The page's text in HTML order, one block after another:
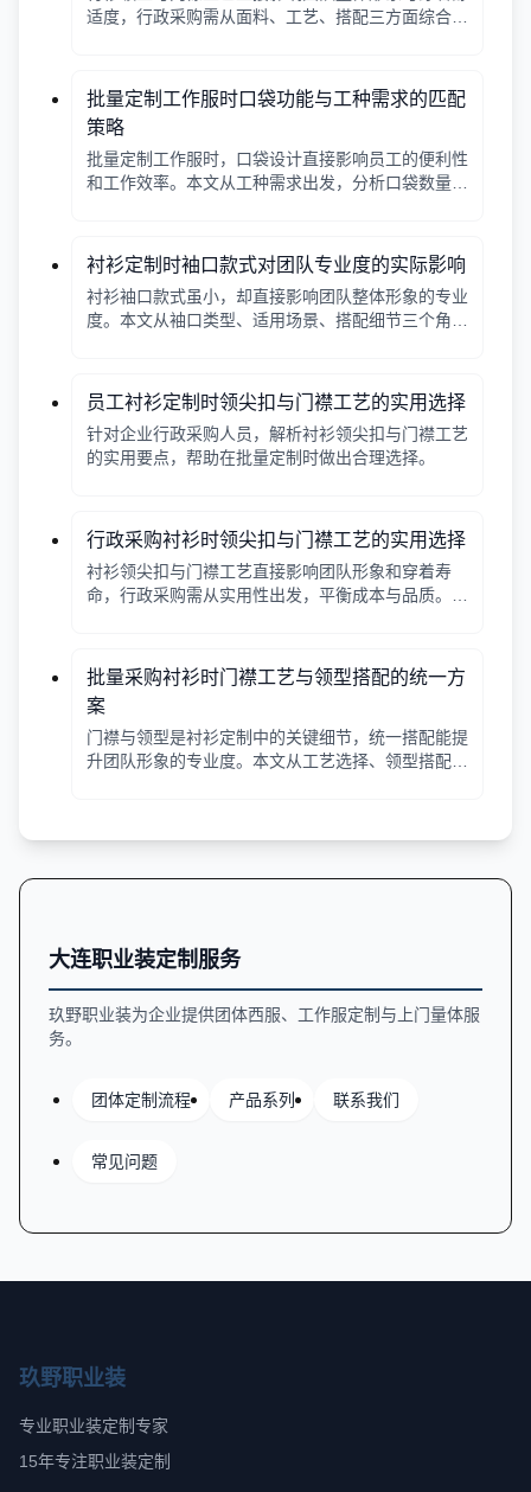
适度，行政采购需从面料、工艺、搭配三方面综合考
批量定制工作服时口袋功能与工种需求的匹配
策略
批量定制工作服时，口袋设计直接影响员工的便利性
和工作效率。本文从工种需求出发，分析口袋数量、
衬衫定制时袖口款式对团队专业度的实际影响
衬衫袖口款式虽小，却直接影响团队整体形象的专业
度。本文从袖口类型、适用场景、搭配细节三个角
员工衬衫定制时领尖扣与门襟工艺的实用选择
针对企业行政采购人员，解析衬衫领尖扣与门襟工艺
的实用要点，帮助在批量定制时做出合理选择。
行政采购衬衫时领尖扣与门襟工艺的实用选择
衬衫领尖扣与门襟工艺直接影响团队形象和穿着寿
命，行政采购需从实用性出发，平衡成本与品质。本
批量采购衬衫时门襟工艺与领型搭配的统一方
案
门襟与领型是衬衫定制中的关键细节，统一搭配能提
升团队形象的专业度。本文从工艺选择、领型搭配、
大连职业装定制服务
玖野职业装为企业提供团体西服、工作服定制与上门量体服
务。
团体定制流程 产品系列 联系我们
常见问题
玖野职业装
专业职业装定制专家
15年专注职业装定制